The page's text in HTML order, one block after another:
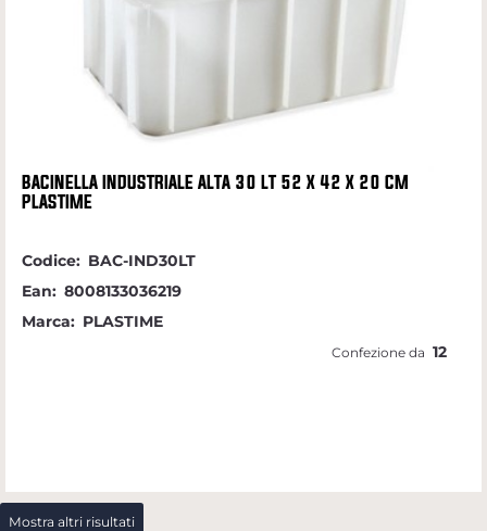
BACINELLA INDUSTRIALE ALTA 30 LT 52 X 42 X 20 CM
PLASTIME
Codice: BAC-IND30LT
Ean: 8008133036219
Marca: PLASTIME
Confezione da 12
Mostra altri risultati